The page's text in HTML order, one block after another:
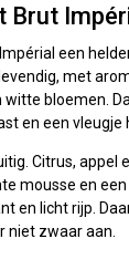
Brut
een
met
witte bloemen.
en een vleugje
Citrus, appel
mousse en
en licht rijp.
niet zwaar aan.